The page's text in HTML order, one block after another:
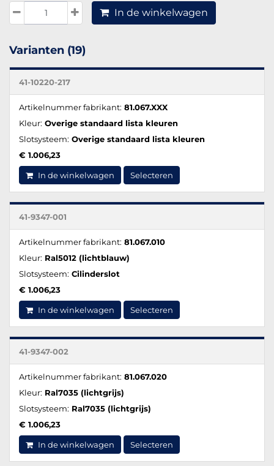
In de winkelwagen
Varianten (19)
41-10220-217
Artikelnummer fabrikant: 81.067.XXX
Kleur: Overige standaard lista kleuren
Slotsysteem: Overige standaard lista kleuren
€ 1.006,23
In de winkelwagen Selecteren
41-9347-001
Artikelnummer fabrikant: 81.067.010
Kleur: Ral5012 (lichtblauw)
Slotsysteem: Cilinderslot
€ 1.006,23
In de winkelwagen Selecteren
41-9347-002
Artikelnummer fabrikant: 81.067.020
Kleur: Ral7035 (lichtgrijs)
Slotsysteem: Ral7035 (lichtgrijs)
€ 1.006,23
In de winkelwagen Selecteren